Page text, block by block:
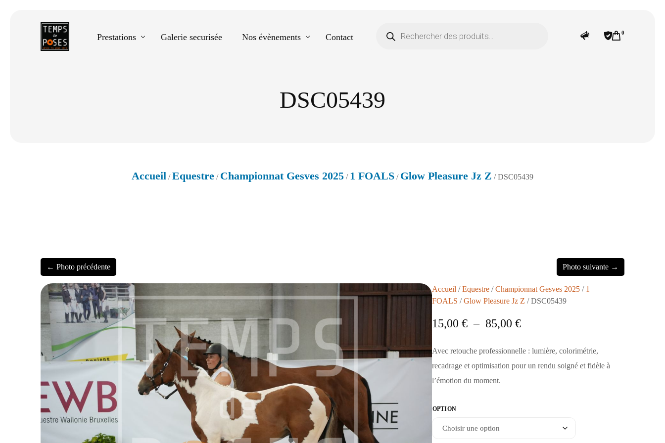
Prestations Galerie securisée Nos évènements Contact 0
DSC05439
Accueil /Equestre / Championnat Gesves 2025 / 1 FOALS / Glow Pleasure Jz Z / DSC05439
← Photo précédente Photo suivante →
Accueil /Equestre/Championnat Gesves 2025/ 1
FOALS /Glow Pleasure Jz Z / DSC05439
15,00 € – 85,00 €
Avec retouche professionnelle : lumière, colorimétrie,
recadrage et optimisation pour un rendu soigné et fidèle à
l’émotion du moment.
OPTION